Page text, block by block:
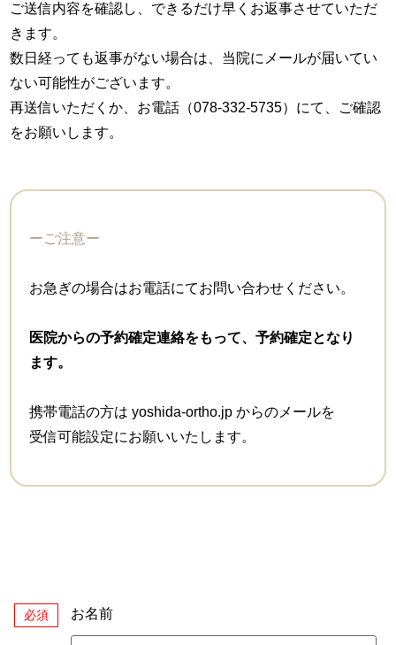
ご送信内容を確認し、できるだけ早くお返事させていただ
きます。
数日経っても返事がない場合は、当院にメールが届いてい
ない可能性がございます。
再送信いただくか、お電話（078-332-5735）にて、ご確認
をお願いします。
ーご注意ー
お急ぎの場合はお電話にてお問い合わせください。
医院からの予約確定連絡をもって、予約確定となり
ます。
携帯電話の方は yoshida-ortho.jp からのメールを
受信可能設定にお願いいたします。
必須 お名前